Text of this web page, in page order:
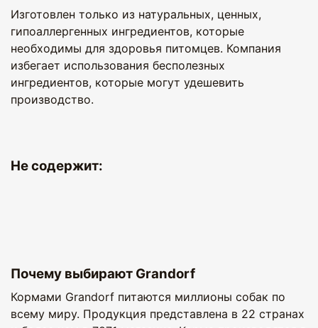
Изготовлен только из натуральных, ценных,
гипоаллергенных ингредиентов, которые
необходимы для здоровья питомцев. Компания
избегает использования бесполезных
ингредиентов, которые могут удешевить
производство.
Не содержит:
Почему выбирают Grandorf
Кормами Grandorf питаются миллионы собак по
всему миру. Продукция представлена в 22 странах